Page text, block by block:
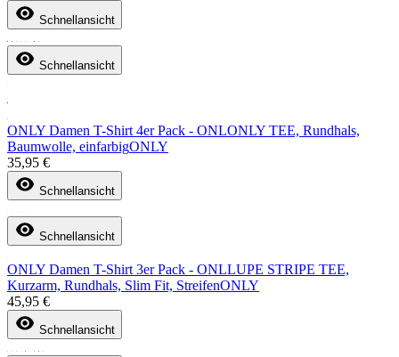
Schnellansicht
Schnellansicht
ONLY Damen T-Shirt 4er Pack - ONLONLY TEE, Rundhals,
Baumwolle, einfarbigONLY
35,95 €
Schnellansicht
Schnellansicht
ONLY Damen T-Shirt 3er Pack - ONLLUPE STRIPE TEE,
Kurzarm, Rundhals, Slim Fit, StreifenONLY
45,95 €
Schnellansicht